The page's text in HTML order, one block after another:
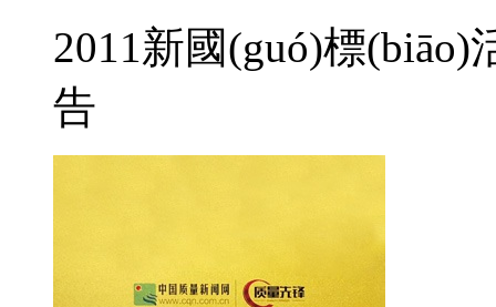
2011新國(guó)標(biāo)
告